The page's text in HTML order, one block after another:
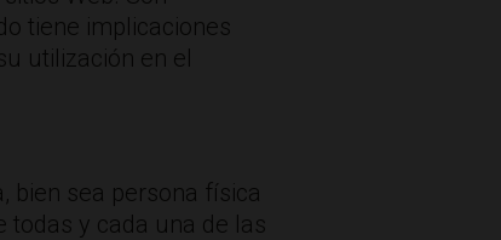
tiene implicaciones
utilización en el
bien sea persona física
todas y cada una de las